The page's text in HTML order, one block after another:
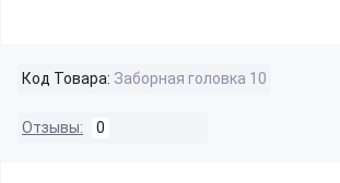
Код Товара: Заборная головка 10
Отзывы: 0